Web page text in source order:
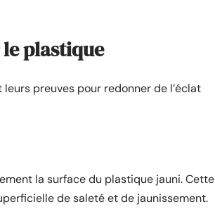
plastique
preuves pour redonner de l’éclat
la surface du plastique jauni. Cette
de saleté et de jaunissement.